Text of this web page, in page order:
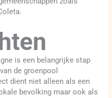
is een belangrijke stap
de groenpool
dient niet alleen als een
bevolking maar ook als